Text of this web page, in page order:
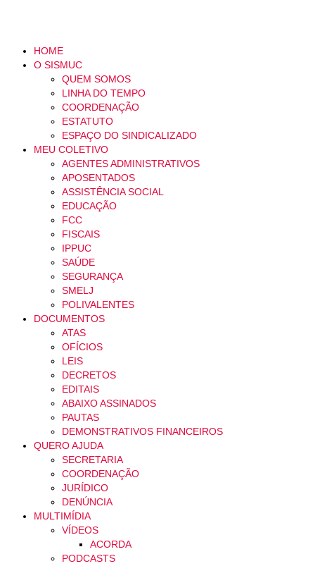
HOME
O SISMUC
QUEM SOMOS
LINHA DO TEMPO
COORDENAÇÃO
ESTATUTO
ESPAÇO DO SINDICALIZADO
MEU COLETIVO
AGENTES ADMINISTRATIVOS
APOSENTADOS
ASSISTÊNCIA SOCIAL
EDUCAÇÃO
FCC
FISCAIS
IPPUC
SAÚDE
SEGURANÇA
SMELJ
POLIVALENTES
DOCUMENTOS
ATAS
OFÍCIOS
LEIS
DECRETOS
EDITAIS
ABAIXO ASSINADOS
PAUTAS
DEMONSTRATIVOS FINANCEIROS
QUERO AJUDA
SECRETARIA
COORDENAÇÃO
JURÍDICO
DENÚNCIA
MULTIMÍDIA
VÍDEOS
ACORDA
PODCASTS